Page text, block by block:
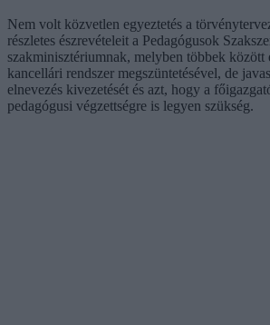
Nem volt közvetlen egyeztetés a
részletes észrevételeit a Pedagógusok
szakminisztériumnak, melyben többek között
kancellári rendszer megszüntetésével, de
elnevezés kivezetését és azt, hogy a
pedagógusi végzettségre is legyen szükség.